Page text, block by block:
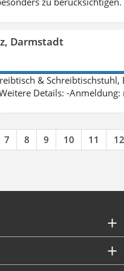
Darmstadt
& Schreibtischstuhl,
Details: -
7 8 9 10 11 12